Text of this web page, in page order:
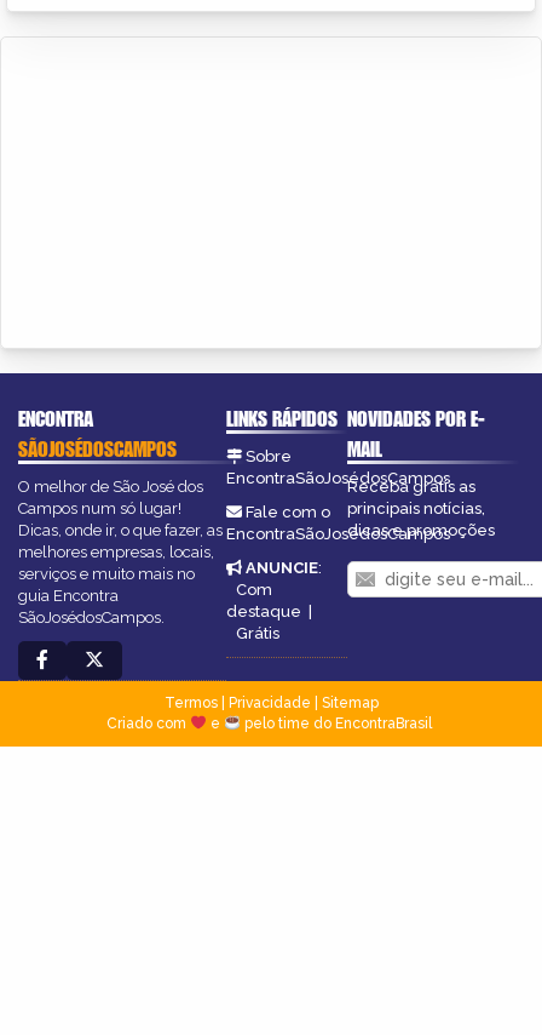
ENCONTRA
SÃOJOSÉDOSCAMPOS
O melhor de São José dos
Campos num só lugar!
Dicas, onde ir, o que fazer, as
melhores empresas, locais,
serviços e muito mais no
guia Encontra
SãoJosédosCampos.
LINKS RÁPIDOS
Sobre
EncontraSãoJosédosCampos
Fale com o
EncontraSãoJosédosCampos
ANUNCIE:
Com
destaque |
Grátis
NOVIDADES POR E-
MAIL
Receba grátis as
principais notícias,
dicas e promoções
Termos| Privacidade
Sitemap
Criado com
e pelo time do EncontraBrasil